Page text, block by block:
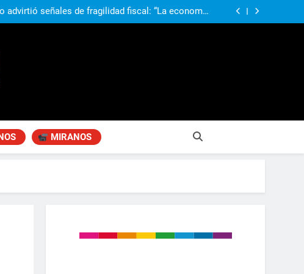
sobre otros cambios que considera «gravísimos»
advirtió señales de fragilidad fiscal: “La economía
un problema que puede volver a generar déficit”
el Gobierno “tuvo que dar marcha atrás” con la
sobre otros cambios que considera «gravísimos»
advirtió señales de fragilidad fiscal: “La economía
un problema que puede volver a generar déficit”
el Gobierno “tuvo que dar marcha atrás” con la
cambio de clima político entre los gobernadores
la visita de León XIV a la Argentina: “Hubiera
MIRANOS